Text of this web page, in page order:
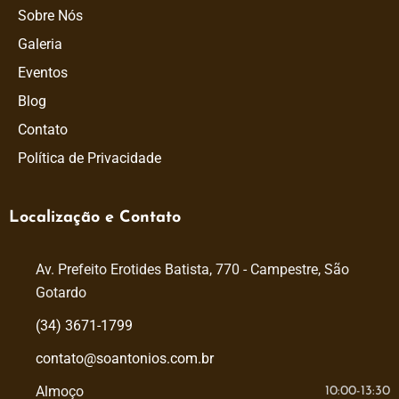
Sobre Nós
Galeria
Eventos
Blog
Contato
Política de Privacidade
Localização e Contato
Av. Prefeito Erotides Batista, 770 - Campestre, São
Gotardo
(34) 3671-1799
contato@soantonios.com.br
Almoço
10:00-13:30